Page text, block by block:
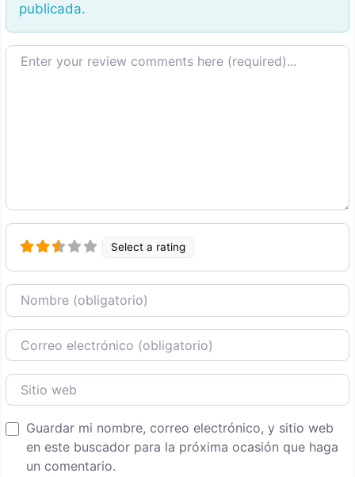
publicada.
Texto de la reseña
Select a rating
Nombre
Correo Electronico
Sitio web
Guardar mi nombre, correo electrónico, y sitio web
en este buscador para la próxima ocasión que haga
un comentario.